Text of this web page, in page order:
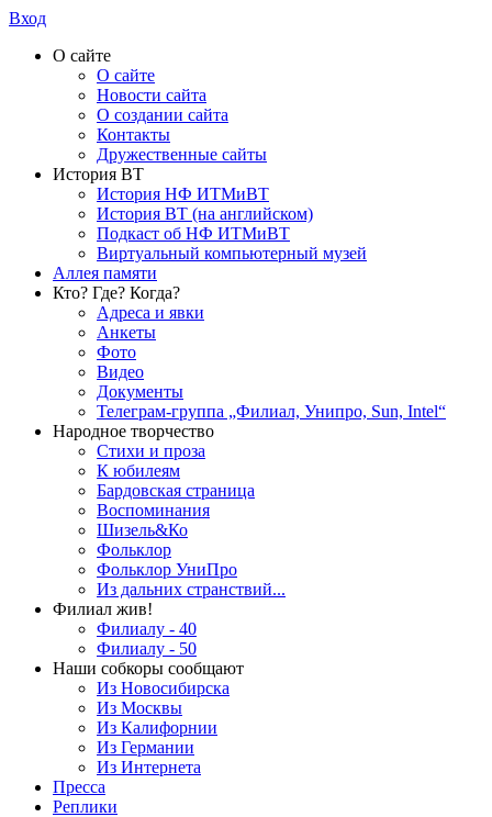
Вход
О сайте
О сайте
Новости сайта
О создании сайта
Контакты
Дружественные сайты
История ВТ
История НФ ИТМиВТ
История ВТ (на английском)
Подкаст об НФ ИТМиВТ
Виртуальный компьютерный музей
Аллея памяти
Кто? Где? Когда?
Адреса и явки
Анкеты
Фото
Видео
Документы
Телеграм-группа „Филиал, Унипро, Sun, Intel“
Народное творчество
Стихи и проза
К юбилеям
Бардовская страница
Воспоминания
Шизель&Ко
Фольклор
Фольклор УниПро
Из дальних странствий...
Филиал жив!
Филиалу - 40
Филиалу - 50
Наши собкоры сообщают
Из Новосибирска
Из Москвы
Из Калифорнии
Из Германии
Из Интернета
Пресса
Реплики